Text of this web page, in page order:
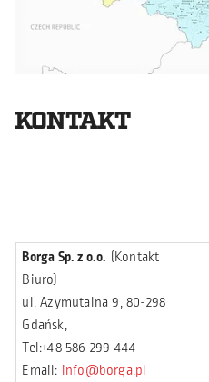
KONTAKT
Borga Sp. z o.o. (Kontakt
Biuro)
ul. Azymutalna 9, 80-298
Gdańsk,
Tel:+48 586 299 444
Email: info@borga.pl